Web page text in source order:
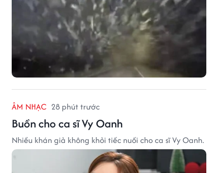
ÂM NHẠC 28 phút trước
Buồn cho ca sĩ Vy Oanh
Nhiều khán giả không khỏi tiếc nuối cho ca sĩ Vy Oanh.